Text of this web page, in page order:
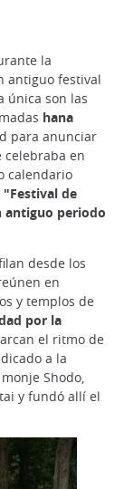
la
antiguo festival
única son las
hana
para anunciar
celebraba en
calendario
"Festival de
antiguo periodo
desde los
en
y templos de
por la
el ritmo de
a la
Shodo,
y fundó allí el